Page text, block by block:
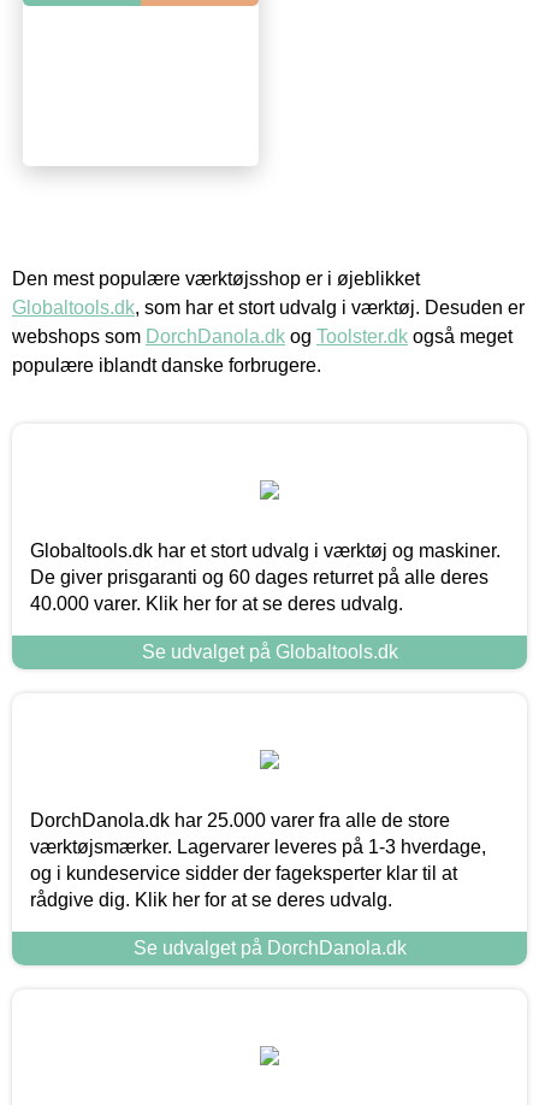
Den mest populære værktøjsshop er i øjeblikket
Globaltools.dk, som har et stort udvalg i værktøj. Desuden er
webshops som DorchDanola.dk og Toolster.dk også meget
populære iblandt danske forbrugere.
Globaltools.dk har et stort udvalg i værktøj og maskiner.
De giver prisgaranti og 60 dages returret på alle deres
40.000 varer. Klik her for at se deres udvalg.
Se udvalget på Globaltools.dk
DorchDanola.dk har 25.000 varer fra alle de store
værktøjsmærker. Lagervarer leveres på 1-3 hverdage,
og i kundeservice sidder der fageksperter klar til at
rådgive dig. Klik her for at se deres udvalg.
Se udvalget på DorchDanola.dk